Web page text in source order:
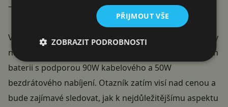
— Yogesh Brar (@heyitsyogesh)February 9, 2024
Výkon jistě obstaráSnapdragon 8 Gen 3
, již z krabičky
na telefonu poběží
. Výdrž připadne 5300mAh
baterii s podporou 90W kabelového a 50W
bezdrátového nabíjení. Otazník zatím visí nad cenou a
bude zajímavé sledovat, jak k nejdůležitějšímu aspektu
PŘIJMOUT VŠE
ZOBRAZIT PODROBNOSTI